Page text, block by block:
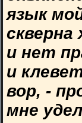
язык
скверна
и нет
и
вор, -
мне